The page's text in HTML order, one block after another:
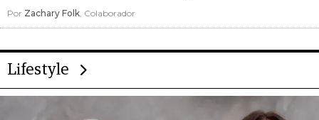
Por Zachary Folk, Colaborador
Lifestyle